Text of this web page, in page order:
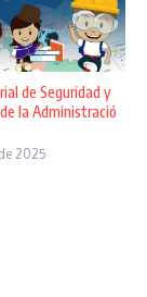
de Seguridad y
la Administració
2025